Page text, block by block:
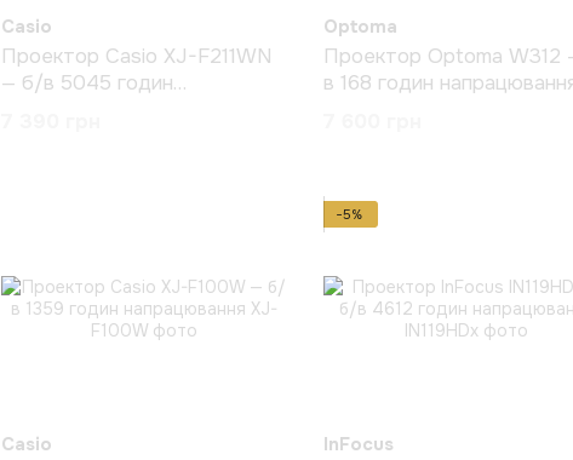
Casio
Проектор Casio XJ-F211WN
— б/в 5045 годин
Optoma
Проектор Optoma W312
в 168 годин
Casio
−5%
InFocus